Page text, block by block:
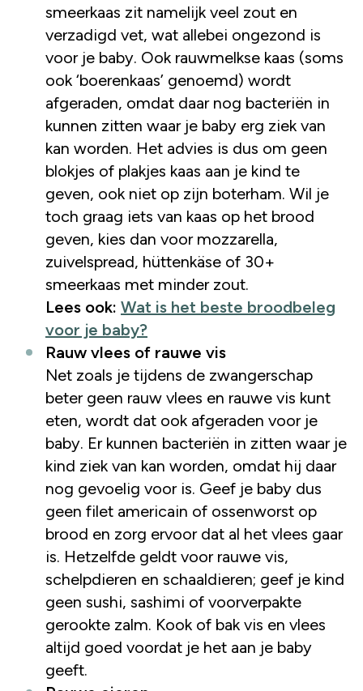
smeerkaas zit namelijk veel zout en
verzadigd vet, wat allebei ongezond is
voor je baby. Ook rauwmelkse kaas (soms
ook ‘boerenkaas’ genoemd) wordt
afgeraden, omdat daar nog bacteriën in
kunnen zitten waar je baby erg ziek van
kan worden. Het advies is dus om geen
blokjes of plakjes kaas aan je kind te
geven, ook niet op zijn boterham. Wil je
toch graag iets van kaas op het brood
geven, kies dan voor mozzarella,
zuivelspread, hüttenkäse of 30+
smeerkaas met minder zout.
Lees ook: Wat is het beste broodbeleg
voor je baby?
Rauw vlees of rauwe vis
Net zoals je tijdens de zwangerschap
beter geen rauw vlees en rauwe vis kunt
eten, wordt dat ook afgeraden voor je
baby. Er kunnen bacteriën in zitten waar je
kind ziek van kan worden, omdat hij daar
nog gevoelig voor is. Geef je baby dus
geen filet americain of ossenworst op
brood en zorg ervoor dat al het vlees gaar
is. Hetzelfde geldt voor rauwe vis,
schelpdieren en schaaldieren; geef je kind
geen sushi, sashimi of voorverpakte
gerookte zalm. Kook of bak vis en vlees
altijd goed voordat je het aan je baby
geeft.